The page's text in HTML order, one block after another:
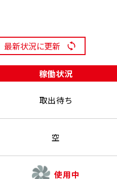
最新状況に更新
稼働状況
取出待ち
空
使用中